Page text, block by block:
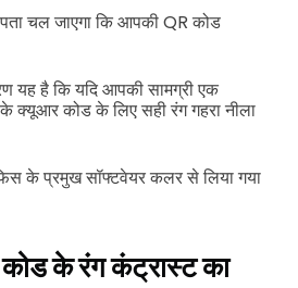
चल जाएगा कि आपकी QR कोड
यह है कि यदि आपकी सामग्री एक
क्यूआर कोड के लिए सही रंग गहरा नीला
के प्रमुख सॉफ्टवेयर कलर से लिया गया
के रंग कंट्रास्ट का